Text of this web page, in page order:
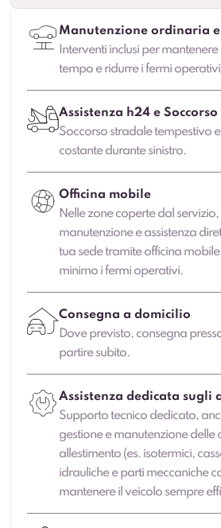
Manutenzione ordinaria
Interventi inclusi per
tempo e ridurre i fermi
Assistenza h24 e
Soccorso stradale tempestivo
costante durante sinistro.
Officina mobile
Nelle zone coperte dal
manutenzione e assistenza
tua sede tramite officina
minimo i fermi operativi.
Consegna a domicilio
Dove previsto, consegna
partire subito.
Assistenza dedicata sugli
Supporto tecnico dedicato,
gestione e manutenzione delle
allestimento (es. isotermici,
idrauliche e parti meccaniche
mantenere il veicolo sempre